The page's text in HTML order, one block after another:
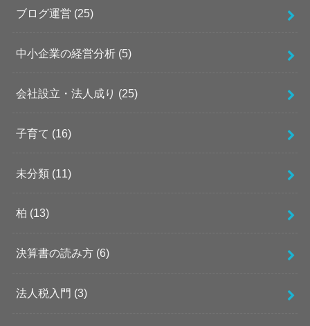
ブログ運営 (25)
中小企業の経営分析 (5)
会社設立・法人成り (25)
子育て (16)
未分類 (11)
柏 (13)
決算書の読み方 (6)
法人税入門 (3)